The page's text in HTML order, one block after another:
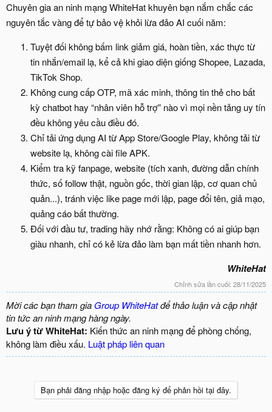
Chuyên gia an ninh mạng WhiteHat khuyên bạn nắm chắc các
nguyên tắc vàng để tự bảo vệ khỏi lừa đảo AI cuối năm:
Tuyệt đối không bấm link giảm giá, hoàn tiền, xác thực từ
tin nhắn/email lạ, kể cả khi giao diện giống Shopee, Lazada,
TikTok Shop.
Không cung cấp OTP, mã xác minh, thông tin thẻ cho bất
kỳ chatbot hay “nhân viên hỗ trợ” nào vì mọi nền tảng uy tín
đều không yêu cầu điều đó.
Chỉ tải ứng dụng AI từ App Store/Google Play, không tải từ
website lạ, không cài file APK.
Kiểm tra kỹ fanpage, website (tích xanh, đường dẫn chính
thức, số follow thật, nguồn gốc, thời gian lập, cơ quan chủ
quản...), tránh việc like page mới lập, page đổi tên, giả mạo,
quảng cáo bất thường.
Đối với đầu tư, trading hãy nhớ rằng: Không có ai giúp bạn
giàu nhanh, chỉ có kẻ lừa đảo làm bạn mất tiền nhanh hơn.
WhiteHat
Chỉnh sửa lần cuối: 28/11/2025
Mời các bạn tham gia Group WhiteHatđể thảo luận và cập nhật
tin tức an ninh mạng hàng ngày.
Lưu ý từ WhiteHat: Kiến thức an ninh mạng để phòng chống,
không làm điều xấu. Luật pháp liên quan
Bạn phải đăng nhập hoặc đăng ký để phản hồi tại đây.